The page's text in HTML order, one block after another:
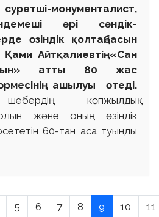
монументалист,
әрі сәндік-
өзіндік қолтаңбасын
Айтқалиевтің «Сан
атты 80 жас
ашылуы өтеді.
көпжылдық
және оның өзіндік
60-тан аса туынды
5 6 7 8 9 10 11